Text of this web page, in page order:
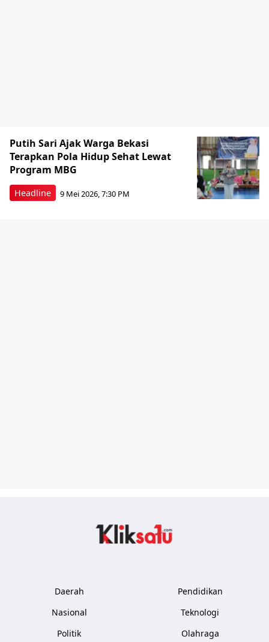
Headline
Putih Sari Ajak Warga Bekasi
Terapkan Pola Hidup Sehat Lewat
Program MBG
9 Mei 2026, 7:30 PM
Daerah
Nasional
Politik
Pendidikan
Teknologi
Olahraga